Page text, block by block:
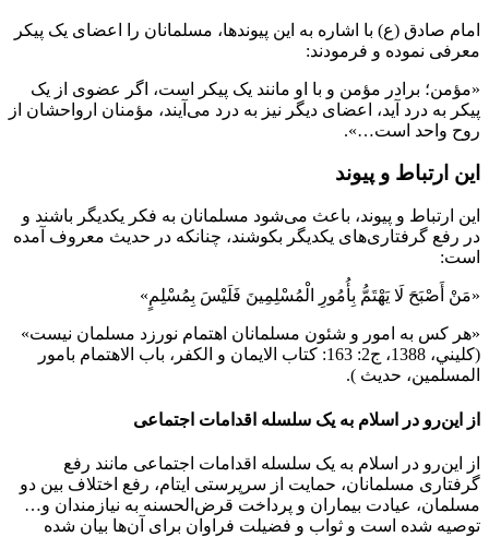
امام صادق (ع) با اشاره به این پیوندها، مسلمانان را اعضای یک پیکر
معرفی نموده و فرمودند:
«مؤمن؛ برادر مؤمن و با او مانند یک پیکر است، اگر عضوی از یک
پیکر به درد آید، اعضای دیگر نیز به درد می‌آیند، مؤمنان ارواحشان از
روح واحد است…».
این ارتباط و پیوند
این ارتباط و پیوند، باعث می‌شود مسلمانان به فکر یکدیگر باشند و
در رفع گرفتاری‌های یکدیگر بکوشند، چنانکه در حدیث معروف آمده
است:
«مَنْ‏ أَصْبَحَ‏ لَا يَهْتَمُّ بِأُمُورِ الْمُسْلِمِينَ فَلَيْسَ بِمُسْلِمٍ»
«هر کس به امور و شئون مسلمانان اهتمام نورزد مسلمان نیست»
(کليني، 1388، ج2: 163: کتاب الايمان و الکفر، باب الاهتمام بامور
المسلمين، حديث ).
از این‌رو در اسلام به یک سلسله اقدامات اجتماعی
از این‌رو در اسلام به یک سلسله اقدامات اجتماعی مانند رفع
گرفتاری مسلمانان، حمایت از سرپرستی ایتام، رفع اختلاف بین دو
مسلمان، عیادت بیماران و پرداخت قرض‌الحسنه به نیازمندان و…
توصیه شده است و ثواب و فضیلت فراوان برای آن‌ها بیان شده